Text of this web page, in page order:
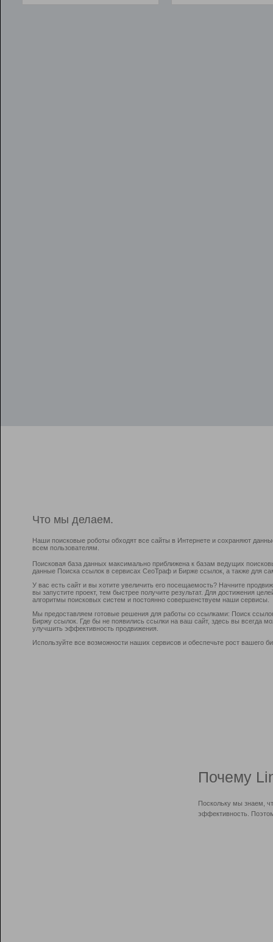
Что мы делаем.
Наши поисковые роботы обходят все сайты в Интернете и сохраняют
всем пользователям.
Поисковая база данных максимально приближена к базам ведущих
данные Поиска ссылок в сервисах СеоТраф и Бирже ссылок, а также для
У вас есть сайт и вы хотите увеличить его посещаемость? Начните
вы запустите проект, тем быстрее получите результат. Для достижения
алгоритмы поисковых систем и постоянно совершенствуем наши сервисы.
Мы предоставляем готовые решения для работы со ссылками: Поиск
Биржу ссылок. Где бы не появились ссылки на ваш сайт, здесь вы всегда
улучшить эффективность продвижения.
Используйте все возможности наших сервисов и обеспечьте рост вашего
Почему
Поскольку мы знаем,
эффективность.